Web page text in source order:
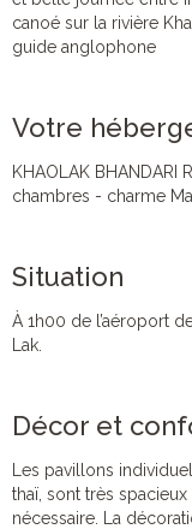
canoé sur la rivière
guide anglophone
Votre
KHAOLAK BHANDARI
chambres - charme
Situation
À 1h00 de l’aéroport
Lak.
Décor et
Les pavillons
thaï, sont très
nécessaire. La